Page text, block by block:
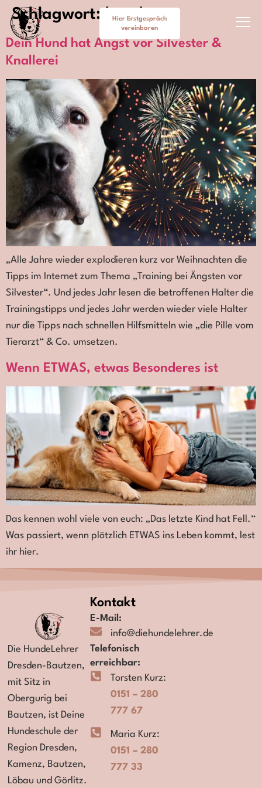
Hier Erstgespräch
vereinbaren
Schlagwort: hund
Dein Hund hat Angst vor Silvester &
Knallerei
„Alle Jahre wieder explodieren kurz vor Weihnachten die
Tipps im Internet zum Thema „Training bei Ängsten vor
Silvester“. Und jedes Jahr lesen die betroffenen Halter die
Trainingstipps und jedes Jahr werden wieder viele Halter
nur die Tipps nach schnellen Hilfsmitteln wie „die Pille vom
Tierarzt“ & Co. umsetzen.
Wenn ETWAS, etwas Besonderes ist
Das kennen wohl viele von euch: „Das letzte Kind hat Fell.“
Was passiert, wenn plötzlich ETWAS ins Leben kommt, lest
ihr hier.
Die HundeLehrer
Dresden-Bautzen,
mit Sitz in
Obergurig bei
Bautzen, ist Deine
Hundeschule der
Region Dresden,
Kamenz, Bautzen,
Löbau und Görlitz.
Kontakt
E-Mail:
info@diehundelehrer.de
Telefonisch
erreichbar:
Torsten Kurz:
0151 – 280
777 67
Maria Kurz:
0151 – 280
777 33